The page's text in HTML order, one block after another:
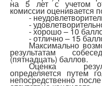
на 5 лет с учетом
комиссии оценивается
-
-
- хорошо – 10
- отлично – 15
Максимально
результатам
(пятнадцать) баллов.
Оценка
определяется путем
непосредственно